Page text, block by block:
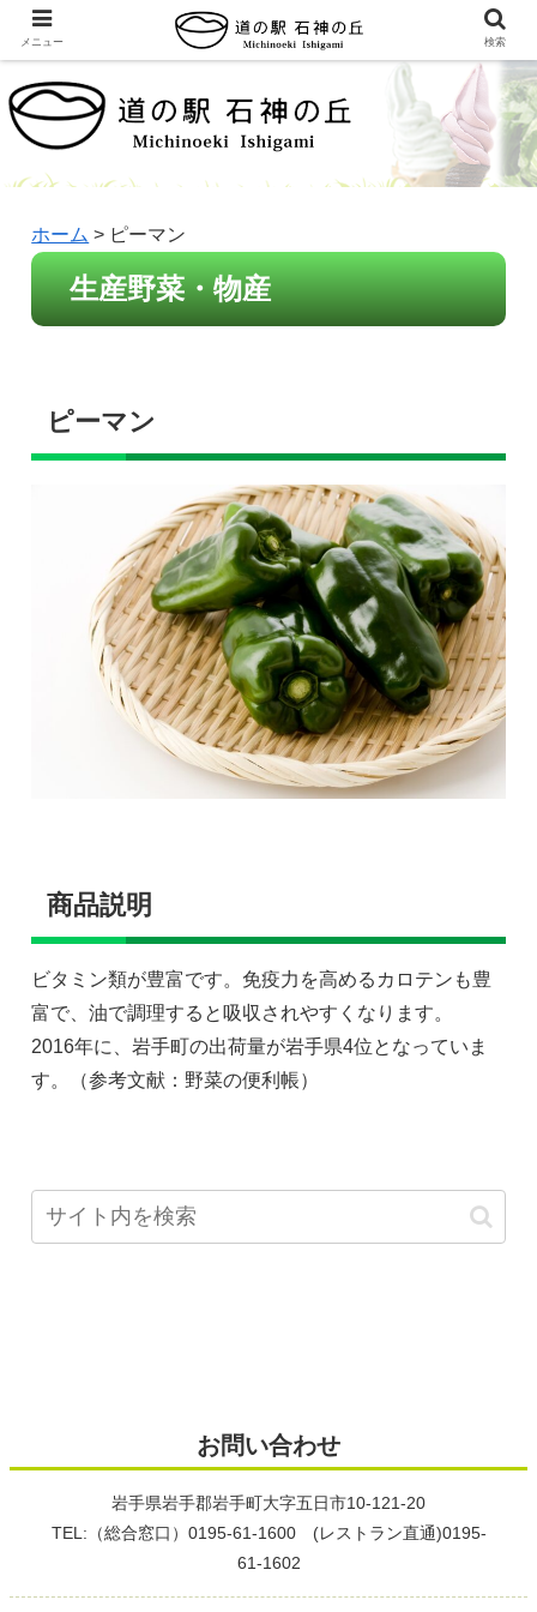
ホーム > ピーマン
生産野菜・物産
ピーマン
商品説明
ビタミン類が豊富です。免疫力を高めるカロテンも豊
富で、油で調理すると吸収されやすくなります。
2016年に、岩手町の出荷量が岩手県4位となっていま
す。（参考文献：野菜の便利帳）
お問い合わせ
岩手県岩手郡岩手町大字五日市10-121-20
TEL:（総合窓口）0195-61-1600 (レストラン直通)0195-
61-1602
メニュー 検索